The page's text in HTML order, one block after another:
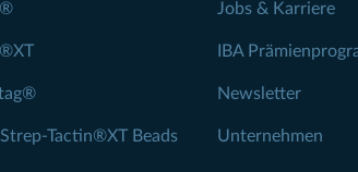
Tactin®XT Beads
Jobs & Karriere
IBA
Newsletter
Unternehmen